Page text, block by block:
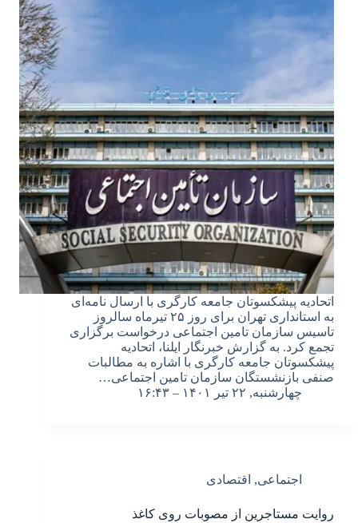
اتحادیه پیشکسوتان جامعه کارگری با ارسال نامه‌ای
به استانداری تهران برای روز ۲۵ تیرماه سالروز
تاسیس سازمان تامین اجتماعی درخواست برگزاری
تجمع کرد. به گزارش خبرنگار ایلنا، اتحادیه
پیشکسوتان جامعه کارگری با اشاره به مطالبات
صنفی بازنشستگان سازمان تامین اجتماعی…
چهارشنبه, ۲۲ تیر ۱۴۰۱ – ۱۶:۴۳
اجتماعی, اقتصادی
روایت مستاجرین از مصوبات روی کاغذ